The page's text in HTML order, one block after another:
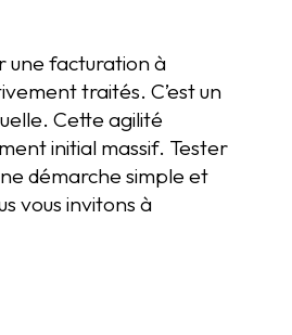
une facturation à
traités. C’est un
Cette agilité
initial massif. Tester
démarche simple et
vous invitons à